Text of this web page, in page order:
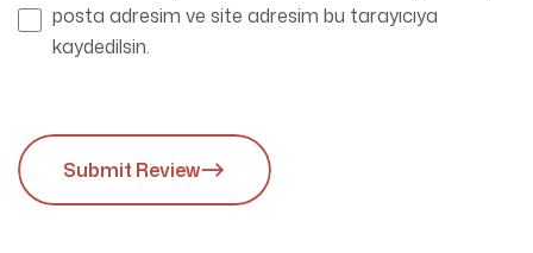
posta adresim ve site adresim bu tarayıcıya
kaydedilsin.
Submit Review